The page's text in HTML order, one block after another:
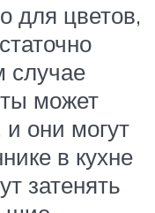
для цветов,
случае
может
они могут
в кухне
затенять